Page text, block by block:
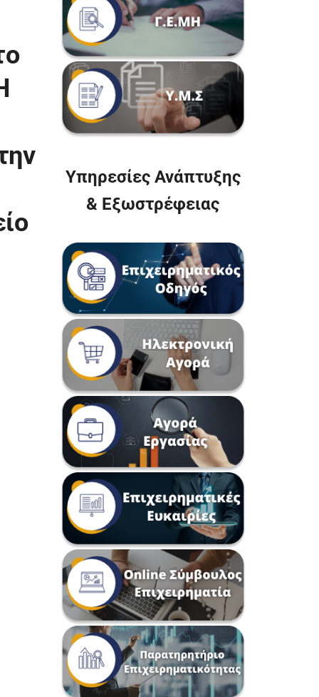
Υπηρεσίες Ανάπτυξης
& Εξωστρέφειας